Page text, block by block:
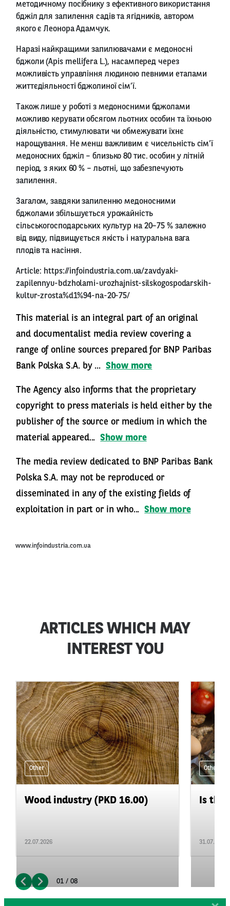
методичному посібнику з ефективного використання
бджіл для запилення садів та ягідників, автором
якого є Леонора Адамчук.
Наразі найкращими запилювачами є медоносні
бджоли (Apis mellifera L.), насамперед через
можливість управління людиною певними етапами
життєдіяльності бджолиної сім’ї.
Також лише у роботі з медоносними бджолами
можливо керувати обсягом льотних особин та їхньою
діяльністю, стимулювати чи обмежувати їхнє
нарощування. Не менш важливим є чисельність сім’ї
медоносних бджіл – близько 80 тис. особин у літній
період, з яких 60 % – льотні, що забезпечують
запилення.
Загалом, завдяки запиленню медоносними
бджолами збільшується урожайність
сільськогосподарських культур на 20–75 % залежно
від виду, підвищується якість і натуральна вага
плодів та насіння.
Article: https://infoindustria.com.ua/zavdyaki-
zapilennyu-bdzholami-urozhajnist-silskogospodarskih-
kultur-zrosta%d1%94-na-20-75/
This material is an integral part of an original
and documentalist media review covering a
range of online sources prepared for BNP Paribas
Bank Polska S.A. by ... Show more
The Agency also informs that the proprietary
copyright to press materials is held either by the
publisher of the source or medium in which the
material appeared... Show more
The media review dedicated to BNP Paribas Bank
Polska S.A. may not be reproduced or
disseminated in any of the existing fields of
exploitation in part or in who... Show more
www.infoindustria.com.ua
ARTICLES WHICH MAY
INTEREST YOU
Other
Wood industry (PKD 16.00)
22.07.2026
Other
Is the
31.07.2026
01 / 08